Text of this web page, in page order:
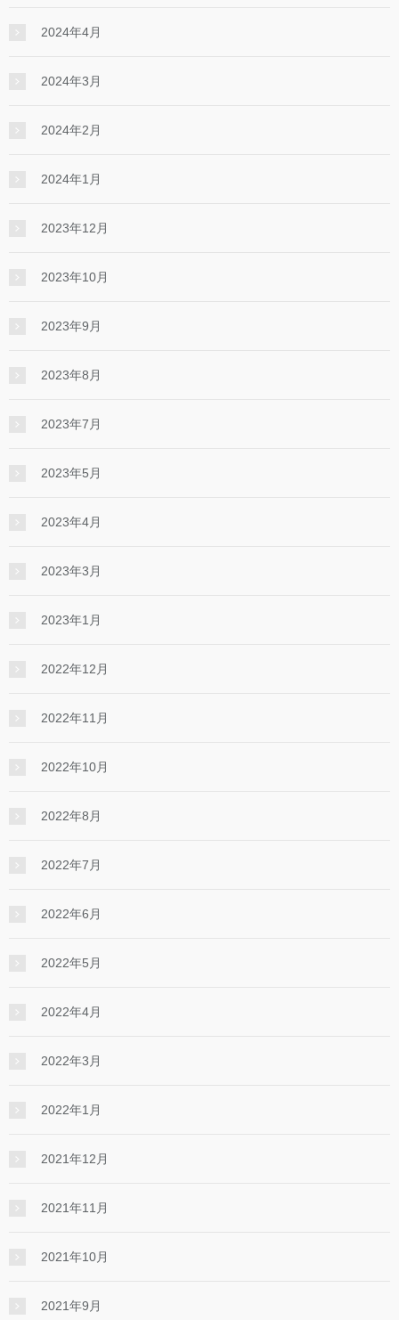
2024年4月
2024年3月
2024年2月
2024年1月
2023年12月
2023年10月
2023年9月
2023年8月
2023年7月
2023年5月
2023年4月
2023年3月
2023年1月
2022年12月
2022年11月
2022年10月
2022年8月
2022年7月
2022年6月
2022年5月
2022年4月
2022年3月
2022年1月
2021年12月
2021年11月
2021年10月
2021年9月